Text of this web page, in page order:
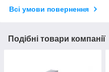
Всі умови повернення
Подібні товари компанії